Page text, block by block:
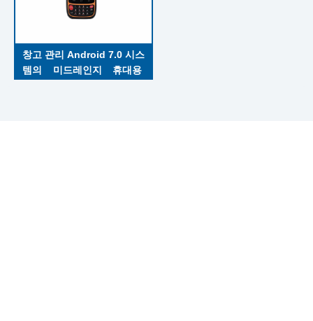
창고 관리 Android 7.0 시스
템의 미드레인지 휴대용